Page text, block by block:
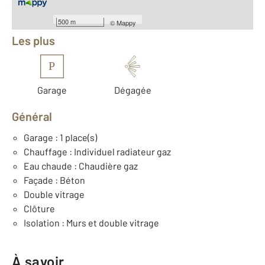
500 m ©Mappy
Équipements
Les plus
P
Garage Dégagée
Général
Garage : 1 place(s)
Chauffage : Individuel radiateur gaz
Eau chaude : Chaudière gaz
Façade : Béton
Double vitrage
Clôture
Isolation : Murs et double vitrage
À savoir